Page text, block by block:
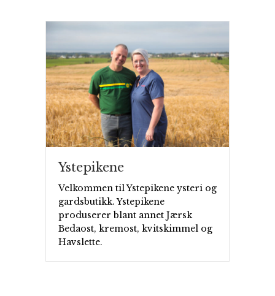
Ystepikene
Velkommen til Ystepikene ysteri og
gardsbutikk. Ystepikene
produserer blant annet Jærsk
Bedaost, kremost, kvitskimmel og
Havslette.